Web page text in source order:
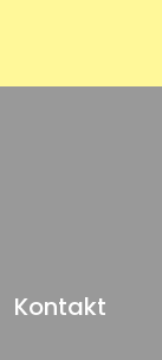
Kontakt